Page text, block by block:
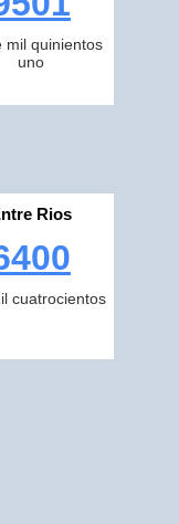
mil quinientos
uno
Rios
cuatrocientos